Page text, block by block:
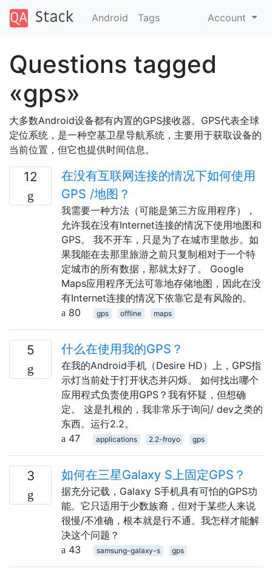
Android Tags Account
Questions tagged
«gps»
大多数Android设备都有内置的GPS接收器。GPS代表全球
定位系统，是一种空基卫星导航系统，主要用于获取设备的
当前位置，但它也提供时间信息。
12
在没有互联网连接的情况下如何使用
GPS /地图？
我需要一种方法（可能是第三方应用程序），
允许我在没有Internet连接的情况下使用地图和
GPS。 我不开车，只是为了在城市里散步。如
果我能在去那里旅游之前只复制相对于一个特
定城市的所有数据，那就太好了。 Google
Maps应用程序无法可靠地存储地图，因此在没
有Internet连接的情况下依靠它是有风险的。
80
gps offline maps
5 什么在使用我的GPS？
在我的Android手机（Desire HD）上，GPS指
示灯当前处于打开状态并闪烁。 如何找出哪个
应用程式负责使用GPS？我有怀疑，但想确
定。 这是扎根的，我非常乐于询问/ dev之类的
东西。运行2.2。
47
applications 2.2-froyo gps
3 如何在三星Galaxy S上固定GPS？
据充分记载，Galaxy S手机具有可怕的GPS功
能。它只适用于少数族裔，但对于某些人来说
很慢/不准确，根本就是行不通。我怎样才能解
决这个问题？
43
samsung-galaxy-s gps